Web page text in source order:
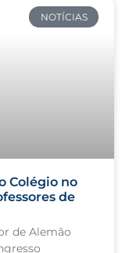
NOTÍCIAS
Colégio no
de
de Alemão